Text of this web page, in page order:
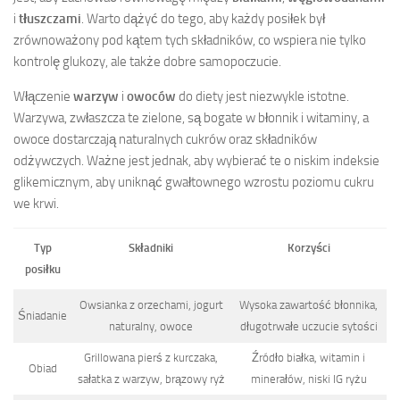
i tłuszczami. Warto dążyć do tego, aby każdy posiłek był
zrównoważony pod kątem tych składników, co wspiera nie tylko
kontrolę glukozy, ale także dobre samopoczucie.
Włączenie warzyw i owoców do diety jest niezwykle istotne.
Warzywa, zwłaszcza te zielone, są bogate w błonnik i witaminy, a
owoce dostarczają naturalnych cukrów oraz składników
odżywczych. Ważne jest jednak, aby wybierać te o niskim indeksie
glikemicznym, aby uniknąć gwałtownego wzrostu poziomu cukru
we krwi.
Typ
posiłku
Składniki Korzyści
Śniadanie
Owsianka z orzechami, jogurt
naturalny, owoce
Wysoka zawartość błonnika,
długotrwałe uczucie sytości
Obiad
Grillowana pierś z kurczaka,
sałatka z warzyw, brązowy ryż
Źródło białka, witamin i
minerałów, niski IG ryżu